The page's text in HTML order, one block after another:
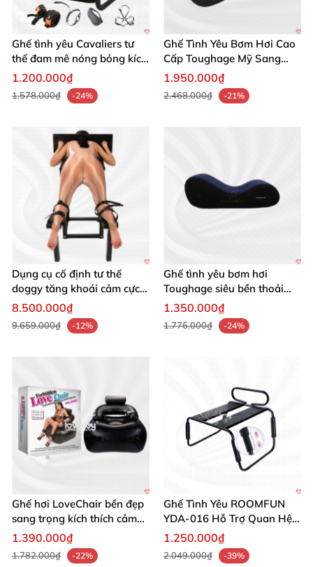
Đừng chần chừ nữa! Nâng tầm cuộc yêu của bạn với
ghế ngồi tình dục đa năng Roomfun FanGu ngay
hôm nay. Liên hệ với chúng tôi để nhận tư vấn và đặt
hàng nhanh chóng, biến mỗi phút giây bên nhau trở
Ghế tình yêu Cavaliers tư
thế đam mê nóng bỏng kích
thích cảm xúc
1.200.000₫
1.578.000₫ -24%
Ghế Tình Yêu Bơm Hơi Cao
Cấp Toughage Mỹ Sang
Trọng, Bền
1.950.000₫
2.468.000₫ -21%
Dụng cụ cố định tư thế
doggy tăng khoái cảm cực
đỉnh
8.500.000₫
9.659.000₫ -12%
Ghế tình yêu bơm hơi
Toughage siêu bền thoải
mái nâng tầm trải nghiệm
1.350.000₫
1.776.000₫ -24%
Ghế hơi LoveChair bền đẹp
sang trọng kích thích cảm
xúc
1.390.000₫
1.782.000₫ -22%
Ghế Tình Yêu ROOMFUN
YDA-016 Hỗ Trợ Quan Hệ
Cặp Đôi
1.250.000₫
2.049.000₫ -39%